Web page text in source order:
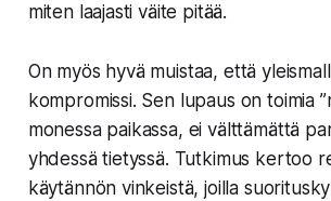
miten laajasti väite pitää.
On myös hyvä muistaa, että
kompromissi. Sen lupaus on toimia
monessa paikassa, ei välttämättä
yhdessä tietyssä. Tutkimus kertoo
käytännön vinkeistä, joilla